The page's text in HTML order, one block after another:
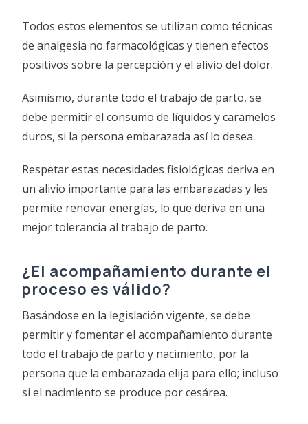
Todos estos elementos se utilizan como técnicas
de analgesia no farmacológicas y tienen efectos
positivos sobre la percepción y el alivio del dolor.
Asimismo, durante todo el trabajo de parto, se
debe permitir el consumo de líquidos y caramelos
duros, si la persona embarazada así lo desea.
Respetar estas necesidades fisiológicas deriva en
un alivio importante para las embarazadas y les
permite renovar energías, lo que deriva en una
mejor tolerancia al trabajo de parto.
¿El acompañamiento durante el
proceso es válido?
Basándose en la legislación vigente, se debe
permitir y fomentar el acompañamiento durante
todo el trabajo de parto y nacimiento, por la
persona que la embarazada elija para ello; incluso
si el nacimiento se produce por cesárea.